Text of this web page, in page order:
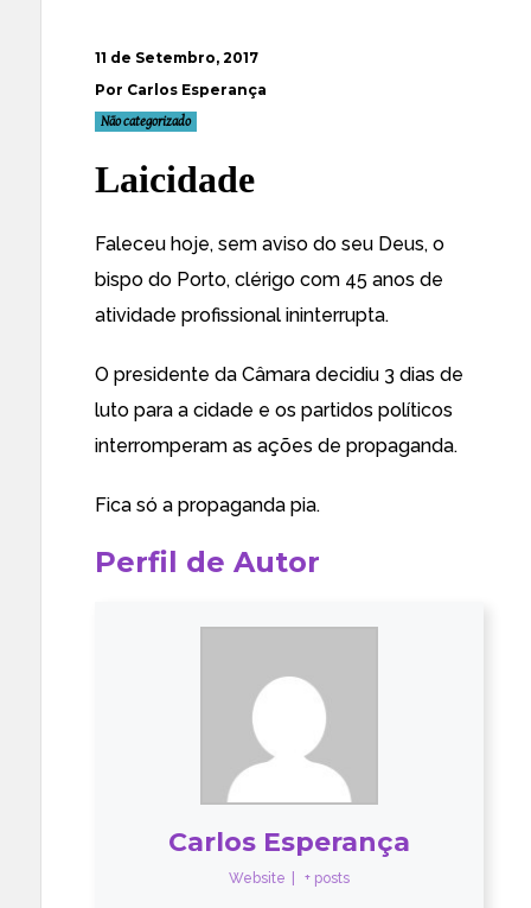
11 de Setembro, 2017
Por Carlos Esperança
Não categorizado
Laicidade
Faleceu hoje, sem aviso do seu Deus, o
bispo do Porto, clérigo com 45 anos de
atividade profissional ininterrupta.
O presidente da Câmara decidiu 3 dias de
luto para a cidade e os partidos políticos
interromperam as ações de propaganda.
Fica só a propaganda pia.
Perfil de Autor
Carlos Esperança
Website + posts